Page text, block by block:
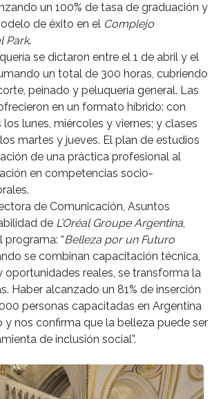
un 100% de tasa de graduación y
de éxito en el Complejo
Park.
se dictaron entre el 1 de abril y el
un total de 300 horas, cubriendo
peinado y peluquería general. Las
en un formato híbrido: con
lunes, miércoles y viernes; y clases
martes y jueves. El plan de estudios
de una práctica profesional al
en competencias socio-
de Comunicación, Asuntos
de L’Oréal Groupe Argentina,
“Belleza por un Futuro
se combinan capacitación técnica,
reales, se transforma la
Haber alcanzado un 81% de inserción
personas capacitadas en Argentina
y nos confirma que la belleza puede ser
de inclusión social”.